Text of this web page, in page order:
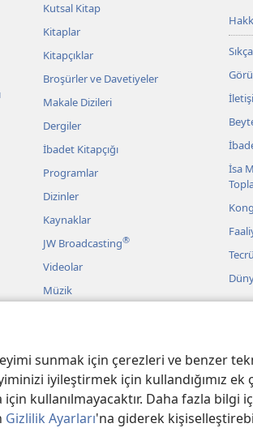
sunmak için çerezleri ve benzer
iyileştirmek için kullandığımız
kullanılmayacaktır. Daha fazla bilgi
Gizlilik Ayarları'na giderek
Kutsal Kitap
Kitaplar
Kitapçıklar
Broşürler ve Davetiyeler
Makale Dizileri
Dergiler
İbadet Kitapçığı
Programlar
Dizinler
Kaynaklar
JW Broadcasting®
Videolar
Müzik
Okumalar
İsa
© 2026 Watch Tower Bible and Tract Society of